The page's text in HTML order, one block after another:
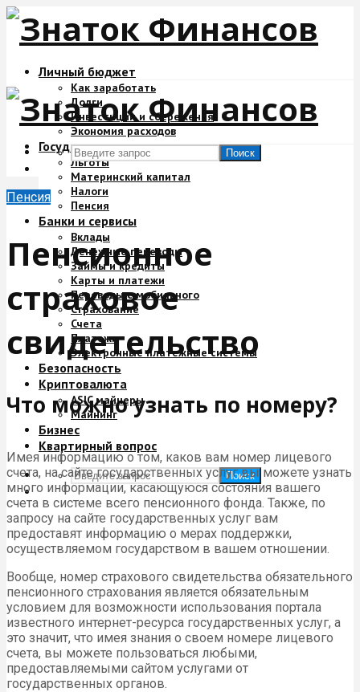
Личный бюджет
Как заработать
Долги
Инвестиции и сбережения
Экономия расходов
Государство и деньги
Льготы
Материнский капитал
Налоги
Пенсия
Банки и сервисы
Вклады
Денежные переводы
Займы и кредиты
Карты и платежи
Переводы с мобильного
Страхование
Счета
Платежи
Электронные платежные системы
Безопасность
Криптовалюта
ASIC майнеры
Майнинг
Бизнес
Квартирный вопрос
Поиск
Поиск
Пенсия
Пенсионное
страховое
свидетельство
Что можно узнать по номеру?
Имея информацию о том, каков вам номер лицевого
счета, на сайте государственных услуг вы можете узнать
много информации, касающуюся состояния вашего
счета в системе всего пенсионного фонда. Также, по
запросу на сайте государственных услуг вам
предоставят информацию о мерах поддержки,
осуществляемом государством в вашем отношении.
Вообще, номер страхового свидетельства обязательного
пенсионного страхования является обязательным
условием для возможности использования портала
известного интернет-ресурса государственных услуг, а
это значит, что имея знания о своем номере лицевого
счета, вы можете пользоваться любыми,
предоставляемыми сайтом услугами от
государственных органов.